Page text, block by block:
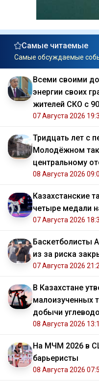
Самые читаемые
Самые обсуждаемые
Всеми своими
энергии своих
жителей СКО с
07 Августа 2026
Тридцать лет с
Молодёжном
центральному
08 Августа 2026
Казахстанские
четыре медали
07 Августа 2026
Баскетболисты
из за риска
07 Августа 2026
В Казахстане
малоизученных
добычи
08 Августа 2026
На МЧМ 2026 в
барьеристы
08 Августа 2026